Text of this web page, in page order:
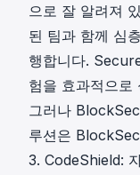
으로 잘 알려져
된 팀과 함께 심
행합니다.
험을 효과적으로
그러나
루션은
3. CodeShield: